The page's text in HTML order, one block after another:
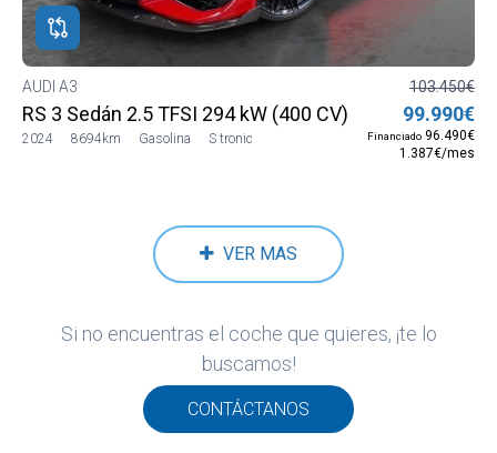
AUDI A3
RS 3 Sedán 2.5 TFSI 294 kW (400 CV) S tronic quattro
2024 8694km Gasolina S tronic
103.450€
99.990€
Financiado 96.490€
1.387€/mes
VER MAS
Si no encuentras el coche que quieres, ¡te lo
buscamos!
CONTÁCTANOS